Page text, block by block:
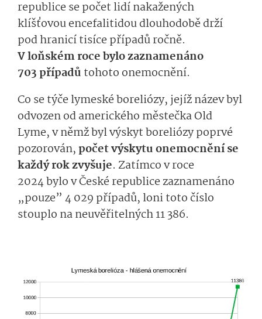
republice se počet lidí nakažených
klíšťovou encefalitidou dlouhodobě drží
pod hranicí tisíce případů ročně.
V loňském roce bylo zaznamenáno
703 případů tohoto onemocnění.
Co se týče lymeské boreliózy, jejíž název byl
odvozen od amerického městečka Old
Lyme, v němž byl výskyt boreliózy poprvé
pozorován,počet výskytu onemocnění se
každý rok zvyšuje. Zatímco v roce
2024 bylo v České republice zaznamenáno
„pouze” 4 029 případů, loni toto číslo
stouplo na neuvěřitelných 11 386.